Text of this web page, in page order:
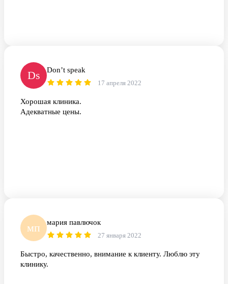
Ds Don’t speak
17 апреля 2022
Хорошая клиника.
Адекватные цены.
мп мария павлючок
27 января 2022
Быстро, качественно, внимание к клиенту. Люблю эту
клинику.